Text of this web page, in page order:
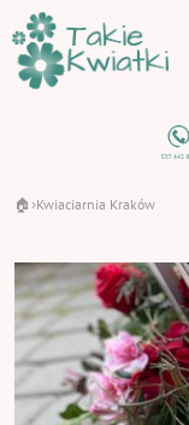
🏠 ›Kwiaciarnia Kraków